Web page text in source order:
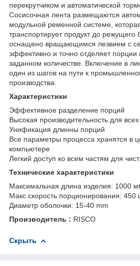
перекрутчиком и автоматической
Сосисочная лента размещаются
модульной ременной системе,
транспортирует продукт до режущего
оснащено вращающимся лезвием с
эффективно и точно отделяет порции
заданном количестве. Включение в
один из шагов на пути к
производства.
Характеристики
Эффективное разделение порций
Высокая производительность для
Унификация длинны порций
Все параметры процесса хранятся в
компьютере
Легкий доступ ко всем частям для
Технические характеристики
Максимальная длина изделия: 1000
Макс скорость порционирования: 450
Диаметр оболочки: 15-40 mm
Производитель : RISCO
Скрыть